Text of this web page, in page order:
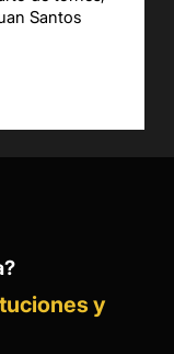
Santos
y